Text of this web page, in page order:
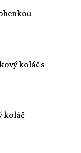
koláč s
koláč